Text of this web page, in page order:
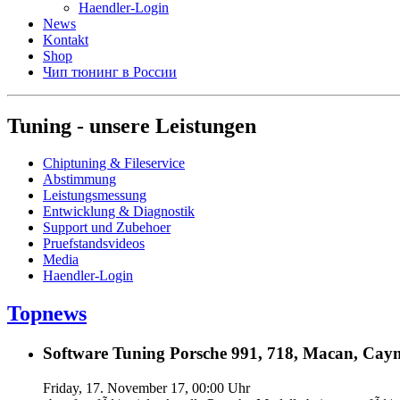
Haendler-Login
News
Kontakt
Shop
Чип тюнинг в России
Tuning - unsere Leistungen
Chiptuning & Fileservice
Abstimmung
Leistungsmessung
Entwicklung & Diagnostik
Support und Zubehoer
Pruefstandsvideos
Media
Haendler-Login
Topnews
Software Tuning Porsche 991, 718, Macan,
Friday, 17. November 17, 00:00 Uhr